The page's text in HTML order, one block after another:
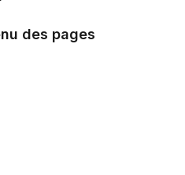
des pages